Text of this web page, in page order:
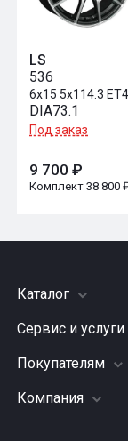
LS
536
6x15 5x114.3
DIA73.1
Под заказ
9 700 ₽
Комплект 38 800
Каталог
Шины
Грузовые шины
Диски
Сервис и услуги
Заправка
Подвеска
Покупателям
Акции
Компания